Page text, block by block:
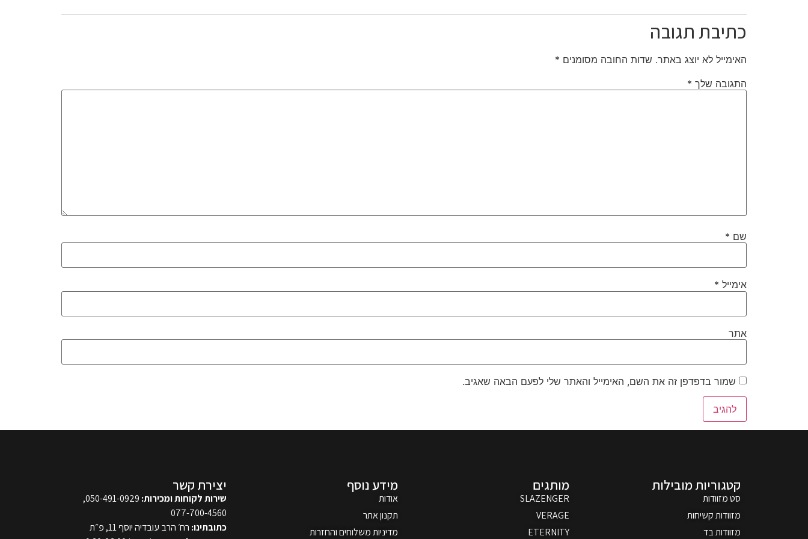
כתיבת תגובה
האימייל לא יוצג באתר. שדות החובה מסומנים *
התגובה שלך *
שם *
אימייל *
אתר
שמור בדפדפן זה את השם, האימייל והאתר שלי לפעם הבאה שאגיב.
קטגוריות מובילות
סט מזוודות
מזוודות קשיחות
מזוודות בד
מותגים
SLAZENGER
VERAGE
ETERNITY
מידע נוסף
אודות
תקנון אתר
מדיניות משלוחים והחזרות
יצירת קשר
שירות לקוחות ומכירות:
050-491-0929,
077-700-4560
כתובתינו: רח׳ הרב עובדיה יוסף 11, פ״ת